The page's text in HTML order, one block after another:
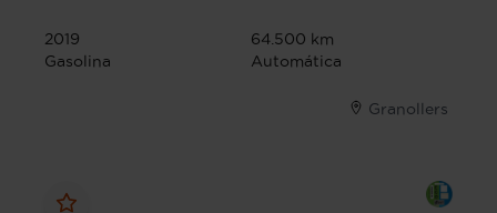
2019
64.500 km
Gasolina
Automática
Granollers